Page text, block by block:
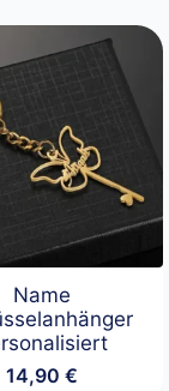
Name
14,90 €